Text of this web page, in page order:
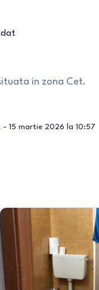
in zona Cet.
- 15 martie 2026 la 10:57